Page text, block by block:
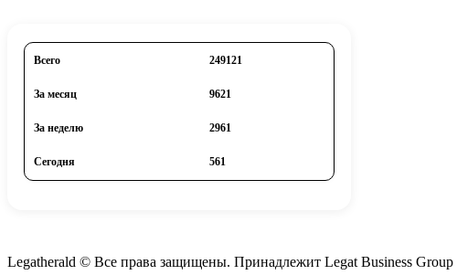
Всего 249121
За месяц 9621
За неделю 2961
Сегодня 561
Legatherald © Все права защищены. Принадлежит Legat Business Group